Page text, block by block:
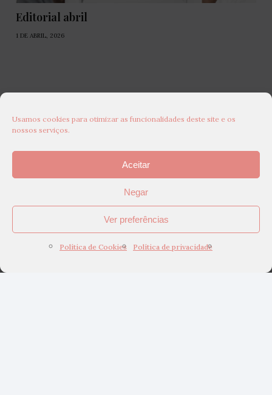
Usamos cookies para otimizar as funcionalidades deste site e os
nossos serviços.
Aceitar
Negar
Ver preferências
Política de Cookies Política de privacidade
Editorial abril
1 DE ABRIL, 2026